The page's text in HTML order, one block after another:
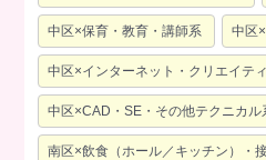
中区×保育・教育・講師系 中区
中区×インターネット・クリエイテ
中区×CAD・SE・その他テクニカル
南区×飲食（ホール／キッチン）・